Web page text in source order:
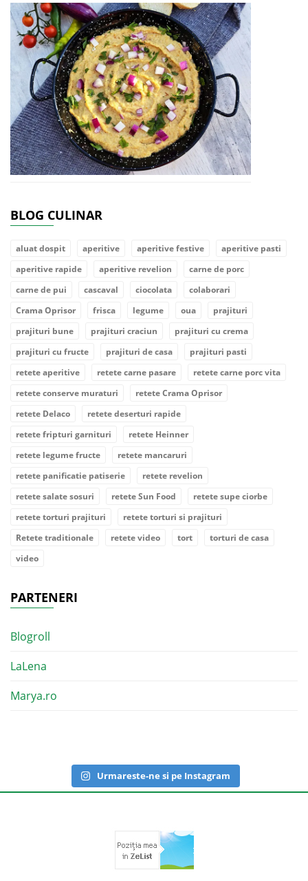
BLOG CULINAR
aluat dospit aperitive aperitive festive
aperitive pasti
aperitive rapide
aperitive revelion
carne de porc
carne de pui
cascaval ciocolata
colaborari
Crama Oprisor
frisca legume oua
prajituri
prajituri bune
prajituri craciun
prajituri cu crema
prajituri cu fructe
prajituri de casa
prajituri pasti
retete aperitive
retete carne pasare
retete carne porc vita
retete conserve muraturi
retete Crama Oprisor
retete Delaco
retete deserturi rapide
retete fripturi garnituri
retete Heinner
retete legume fructe
retete mancaruri
retete panificatie patiserie
retete revelion
retete salate sosuri
retete Sun Food
retete supe ciorbe
retete torturi prajituri
retete torturi si prajituri
Retete traditionale
retete video tort
torturi de casa
video
PARTENERI
Blogroll
LaLena
Marya.ro
Urmareste-ne si pe Instagram